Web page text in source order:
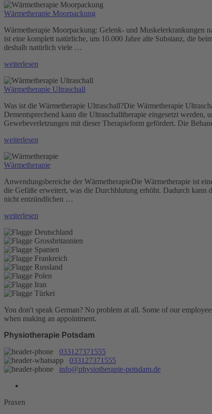
Kinder“
Wärmetherapie Moorpackung
Wärmetherapie Moorpackung: Gelenk- und Muskelerkrankungen
ist eine komplett natürliche, um 10.000 Jahre alte Substanz, die
deshalb natürlich viele …
„Wärmetherapie
weiterlesen
Wärmetherapie Ultraschall
Was ist die Wärmetherapie Ultraschall?Die Wärmetherapie
Dementsprechend kann die Ultraschalltherapie eingesetzt
Gewebeverletzungen mit dieser Therapieform gefördert. Die
„Wärmetherapie
weiterlesen
Wärmetherapie
Anwendungsbereiche der WärmetherapieDie Wärmetherapie ist
die Gefäße erweitert, was die Durchblutung erhöht. Dadurch
nicht entzündlichen …
„Wärmetherapie“
weiterlesen
You don't speak German? No problem at all. Some of our
when making an appointment.
Physiotherapie Potsdam
033127371555
033127371555
info@physiotherapie-potsdam.de
Praxen